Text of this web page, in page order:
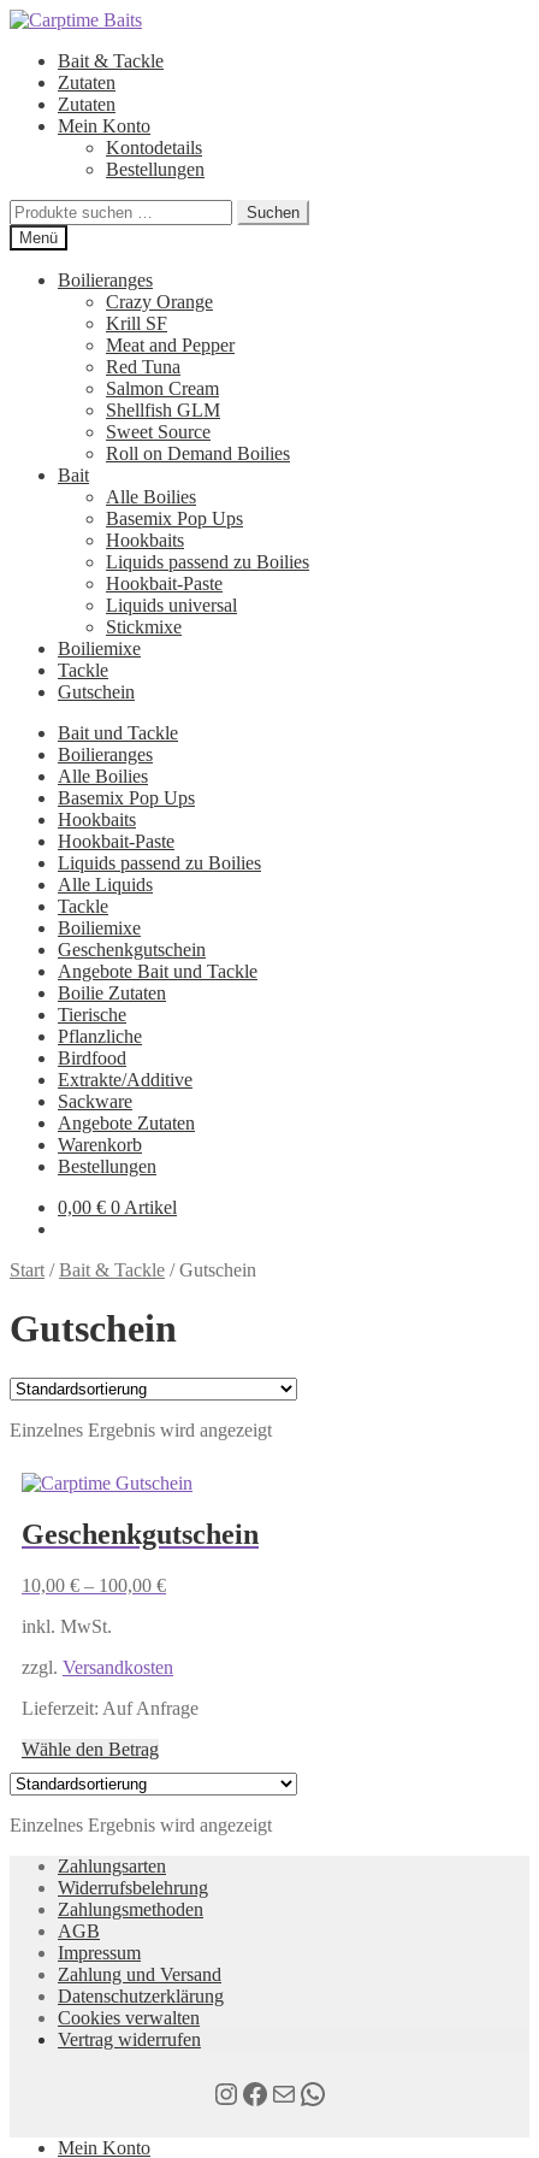
Zur
springen
Zum
springenBait & Tackle
Zutaten
Zutaten
Mein Konto
Kontodetails
Bestellungen
Suchen
nach:
Suchen
Menü
Boilieranges
Crazy Orange
Krill SF
Meat and Pepper
Red Tuna
Salmon Cream
Shellfish GLM
Sweet Source
Roll on Demand Boilies
Bait
Alle Boilies
Basemix Pop Ups
Hookbaits
Liquids passend zu Boilies
Hookbait-Paste
Liquids universal
Stickmixe
Boiliemixe
Tackle
Gutschein
Bait und Tackle
Boilieranges
Alle Boilies
Basemix Pop Ups
Hookbaits
Hookbait-Paste
Liquids passend zu Boilies
Alle Liquids
Tackle
Boiliemixe
Geschenkgutschein
Angebote Bait und Tackle
Boilie Zutaten
Tierische
Pflanzliche
Birdfood
Extrakte/Additive
Sackware
Angebote Zutaten
Warenkorb
Bestellungen
0,00 € 0 Artikel
Start /Bait & Tackle /Gutschein
Gutschein
Einzelnes Ergebnis wird angezeigt
Geschenkgutschein
10,00 € – 100,00 €
inkl. MwSt.
zzgl. Versandkosten
Lieferzeit: Auf Anfrage
Wähle den BetragDieses
Produkt
weist
Varianten
Die
Optionen
können
der
Produktseite
gewählt
werden
Einzelnes Ergebnis wird angezeigt
Zahlungsarten
Widerrufsbelehrung
Zahlungsmethoden
AGB
Impressum
Zahlung und Versand
Datenschutzerklärung
Cookies verwalten
Vertrag widerrufen
Instagram
Facebook
E-MailWhatsApp
Mein Konto